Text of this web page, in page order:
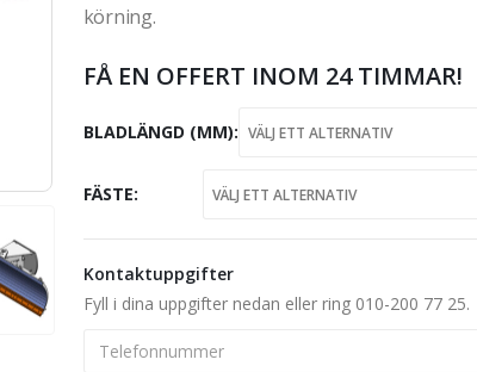
körning.
FÅ EN OFFERT INOM 24 TIMMAR!
BLADLÄNGD (MM)
FÄSTE
Kontaktuppgifter
Fyll i dina uppgifter nedan eller ring 010-200 77 25.